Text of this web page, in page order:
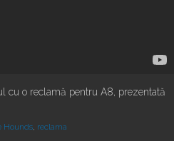
cu o reclamă pentru A8, prezentată
Hounds, reclama